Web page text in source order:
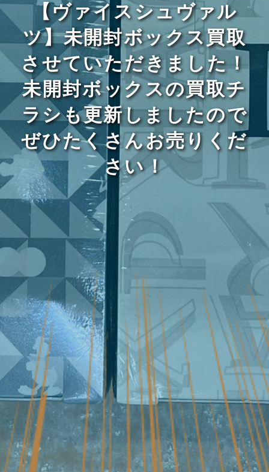
【ヴァイスシュヴァル
ツ】未開封ボックス買取
させていただきました！
未開封ボックスの買取チ
ラシも更新しましたので
ぜひたくさんお売りくだ
さい！